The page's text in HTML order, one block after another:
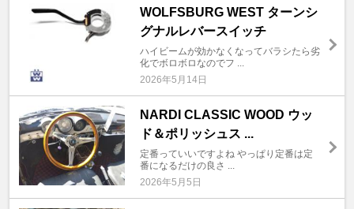
WOLFSBURG WEST ターンシ
グナルレバースイッチ
ハイビームが効かなくなってバラシたら劣
化でボロボロなのでフ ...
2026年5月14日
NARDI CLASSIC WOOD ウッ
ド＆ポリッシュス ...
定番っていいですよね やっぱり定番は定
番になるだけの良さ ...
2026年5月5日